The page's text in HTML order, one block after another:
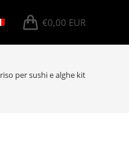
€0,00 EUR
riso per sushi e alghe kit